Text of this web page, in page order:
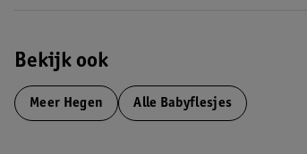
Bekijk ook
Meer Hegen Alle Babyflesjes